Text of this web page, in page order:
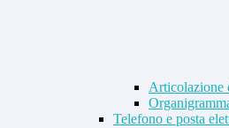
Articolazione
Telefono e posta